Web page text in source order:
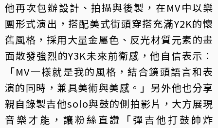
他再次包辦設計、拍攝與後製，在MV中以樂
團形式演出，搭配美式街頭穿搭充滿Y2K的懷
舊風格，採用大量金屬色、反光材質元素的畫
面散發強烈的Y3K未來前衛感，他自信表示：
「MV一樣就是我的風格，結合鏡頭語言和表
演的同時，兼具美術與美感。」另外他也分享
親自錄製吉他solo與鼓的側拍影片，大方展現
音樂才能，讓粉絲直讚「彈吉他打鼓帥炸